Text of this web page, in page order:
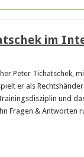
im
Peter Tichatschek,
er als Rechtshänder
und
Fragen & Antworten